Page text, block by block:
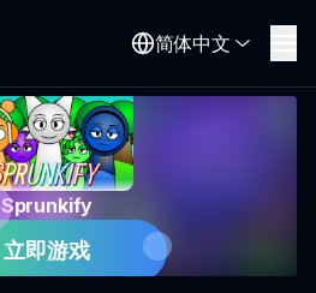
简体中文
Sprunkify
立即游戏